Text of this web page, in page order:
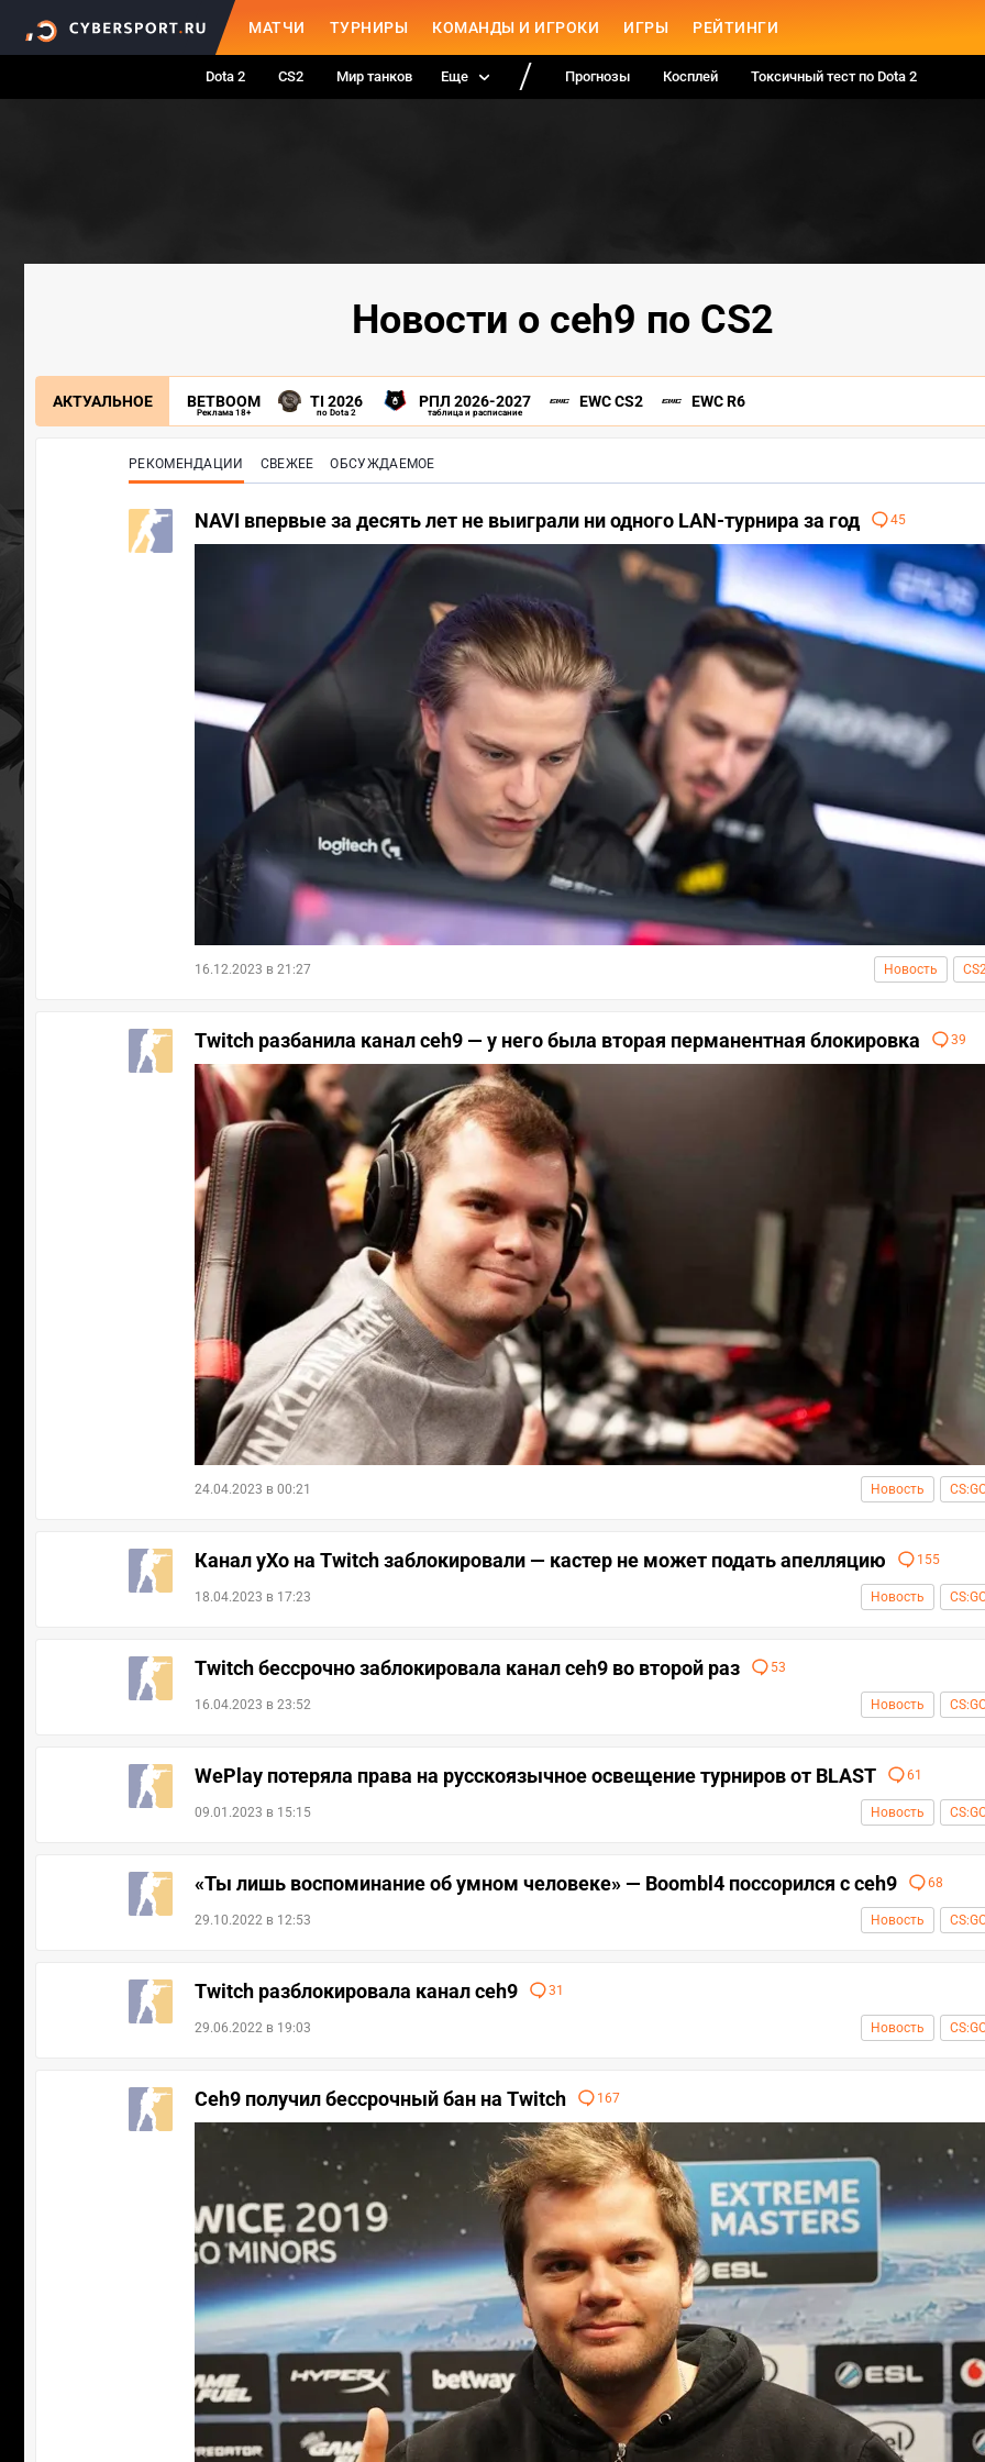
МАТЧИ ТУРНИРЫ КОМАНДЫ И ИГРОКИ ИГРЫ РЕЙТИНГИ
Dota 2 CS2 Мир танков Еще Прогнозы Косплей Токсичный тест по Dota 2
Новости о ceh9 по CS2
АКТУАЛЬНОЕ BETBOOM
Реклама 18+
TI 2026
по Dota 2
РПЛ 2026-2027
таблица и расписание
EWC CS2 EWC R6
РЕКОМЕНДАЦИИ СВЕЖЕЕ ОБСУЖДАЕМОЕ
NAVI впервые за десять лет не выиграли ни одного LAN-турнира за год 45
16.12.2023 в 21:27 Новость
Twitch разбанила канал ceh9 — у него была вторая перманентная блокировка 39
24.04.2023 в 00:21 Новость
Канал yXo на Twitch заблокировали — кастер не может подать апелляцию 155
18.04.2023 в 17:23 Новость
Twitch бессрочно заблокировала канал ceh9 во второй раз 53
16.04.2023 в 23:52 Новость
WePlay потеряла права на русскоязычное освещение турниров от BLAST 61
09.01.2023 в 15:15 Новость
«Ты лишь воспоминание об умном человеке» — Boombl4 поссорился с ceh9 68
29.10.2022 в 12:53 Новость
Twitch разблокировала канал ceh9 31
29.06.2022 в 19:03 Новость
Ceh9 получил бессрочный бан на Twitch 167